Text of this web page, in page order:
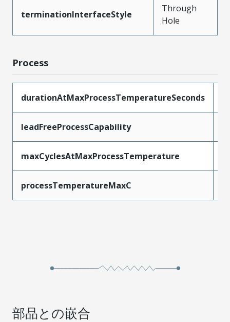
terminationInterfaceStyle
Through
Hole
Process
durationAtMaxProcessTemperatureSeconds
leadFreeProcessCapability
maxCyclesAtMaxProcessTemperature
processTemperatureMaxC
部品との嵌合